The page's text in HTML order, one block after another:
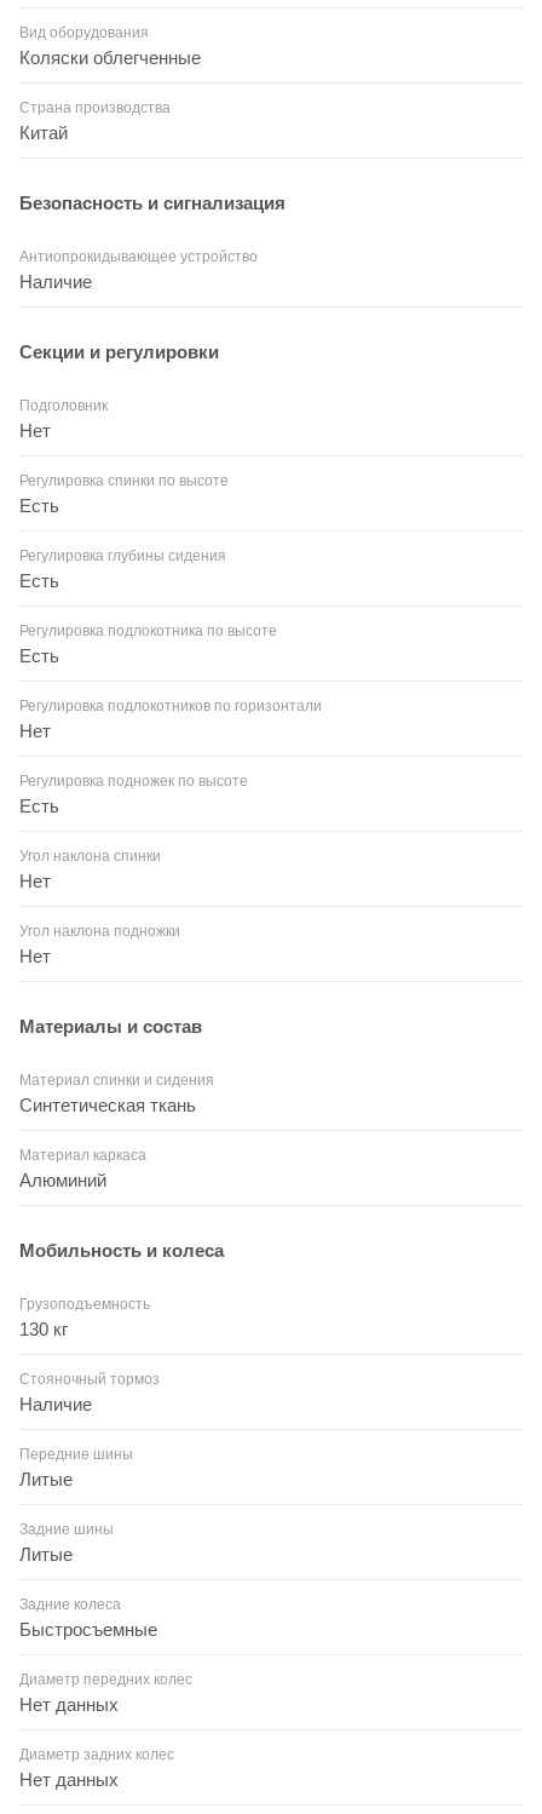
Вид оборудования
Коляски облегченные
Страна производства
Китай
Безопасность и сигнализация
Антиопрокидывающее устройство
Наличие
Секции и регулировки
Подголовник
Нет
Регулировка спинки по высоте
Есть
Регулировка глубины сидения
Есть
Регулировка подлокотника по высоте
Есть
Регулировка подлокотников по горизонтали
Нет
Регулировка подножек по высоте
Есть
Угол наклона спинки
Нет
Угол наклона подножки
Нет
Материалы и состав
Материал спинки и сидения
Синтетическая ткань
Материал каркаса
Алюминий
Мобильность и колеса
Грузоподъемность
130 кг
Стояночный тормоз
Наличие
Передние шины
Литые
Задние шины
Литые
Задние колеса
Быстросъемные
Диаметр передних колес
Нет данных
Диаметр задних колес
Нет данных